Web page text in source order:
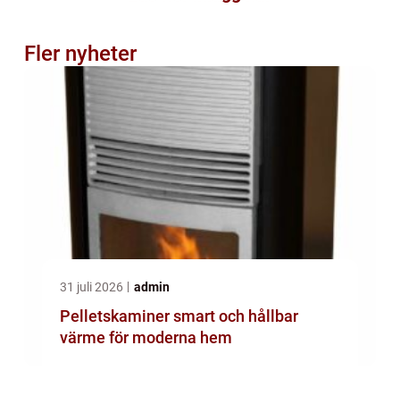
Fler nyheter
31 juli 2026 admin
Pelletskaminer smart och hållbar
värme för moderna hem